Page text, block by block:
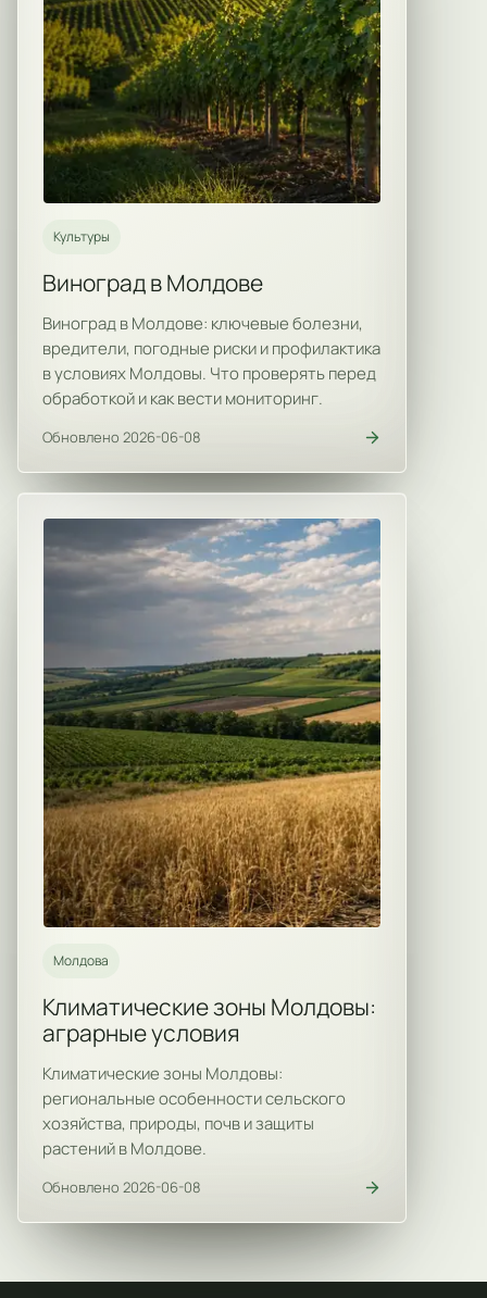
Культуры
Виноград в Молдове
Виноград в Молдове: ключевые болезни,
вредители, погодные риски и профилактика
в условиях Молдовы. Что проверять перед
обработкой и как вести мониторинг.
Обновлено 2026-06-08
Молдова
Климатические зоны Молдовы:
аграрные условия
Климатические зоны Молдовы:
региональные особенности сельского
хозяйства, природы, почв и защиты
растений в Молдове.
Обновлено 2026-06-08